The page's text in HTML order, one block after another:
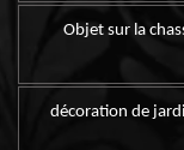
Objet sur la
décoration de